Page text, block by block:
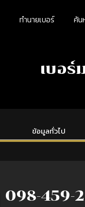
ทำนายเบอร์ ค้น
เบอร์
ข้อมูลทั่วไป
098-459-